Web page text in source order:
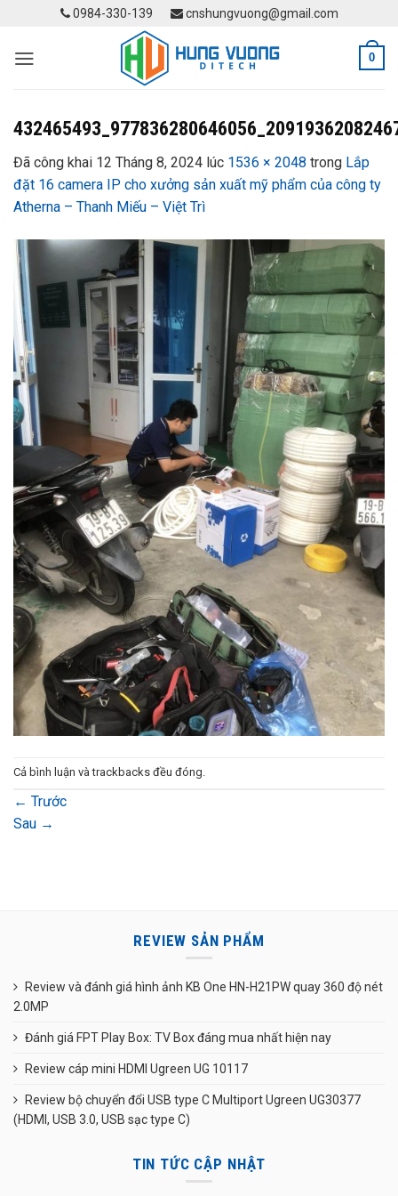
content
0984-330-139 cnshungvuong@gmail.com
0
Đã công khai 12 Tháng 8, 2024 lúc 1536 × 2048 trong Lắp
đặt 16 camera IP cho xưởng sản xuất mỹ phẩm của công ty
Atherna – Thanh Miếu – Việt Trì
Cả bình luận và trackbacks đều đóng.
← Trước
Sau →
REVIEW SẢN PHẨM
Review và đánh giá hình ảnh KB One HN-H21PW quay 360 độ nét
2.0MP
Đánh giá FPT Play Box: TV Box đáng mua nhất hiện nay
Review cáp mini HDMI Ugreen UG 10117
Review bộ chuyển đổi USB type C Multiport Ugreen UG30377
(HDMI, USB 3.0, USB sạc type C)
TIN TỨC CẬP NHẬT